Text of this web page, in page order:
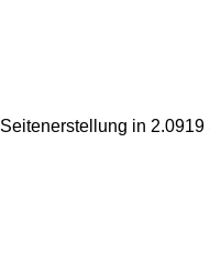
Seitenerstellung in